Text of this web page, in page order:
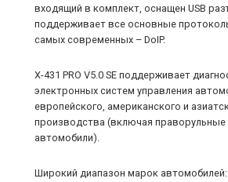
входящий в комплект, оснащен USB
поддерживает все основные
самых современных – DoIP.
X-431 PRO V5.0 SE поддерживает
электронных систем управления
европейского, американского и
производства (включая праворульные
автомобили).
Широкий диапазон марок автомобилей: